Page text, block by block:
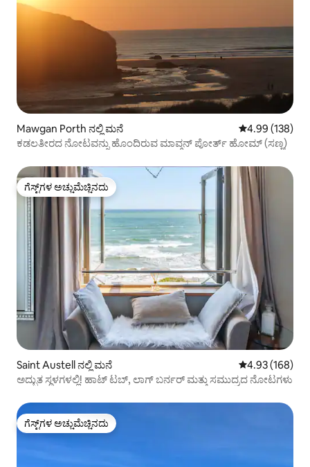
Mawgan Porth ನಲ್ಲಿ ಮನೆ 5 ರಲ್ಲಿ 4.99
4.99 (138)
ಕಡಲತೀರದ ನೋಟವನ್ನು ಹೊಂದಿರುವ ಮಾವ್ಗನ್ ಪೋರ್ತ್ ಹೋಮ್ (ಸಣ್ಣ)
ಗೆಸ್ಟ್‌ಗಳ ಅಚ್ಚುಮೆಚ್ಚಿನದು
ಗೆಸ್ಟ್‌ಗಳ ಅಚ್ಚುಮೆಚ್ಚಿನದು
Saint Austell ನಲ್ಲಿ ಮನೆ 5 ರಲ್ಲಿ 4.93
4.93 (168)
ಅದ್ಭುತ ಸ್ಥಳಗಳಲ್ಲಿ! ಹಾಟ್ ಟಬ್, ಲಾಗ್ ಬರ್ನರ್ ಮತ್ತು ಸಮುದ್ರದ ನೋಟಗಳು
ಗೆಸ್ಟ್‌ಗಳ ಅಚ್ಚುಮೆಚ್ಚಿನದು
ಗೆಸ್ಟ್‌ಗಳ ಅಚ್ಚುಮೆಚ್ಚಿನದು